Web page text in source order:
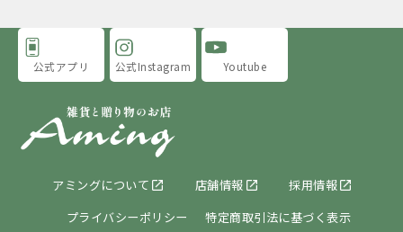
アミングについて 店舗情報
採用情報
プライバシーポリシー
特定商取引法に基づく表示
公式アプリ 公式Instagram Youtube